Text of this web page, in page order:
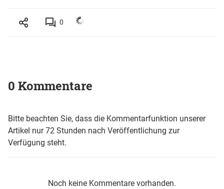
0
0 Kommentare
Bitte beachten Sie, dass die Kommentarfunktion unserer
Artikel nur 72 Stunden nach Veröffentlichung zur
Verfügung steht.
Noch keine Kommentare vorhanden.